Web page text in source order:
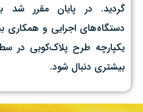
گردید. در پایان مقرر شد
دستگاه‌های اجرایی و همکاری
یکپارچه طرح پلاک‌کوبی در
بیشتری دنبال شود.